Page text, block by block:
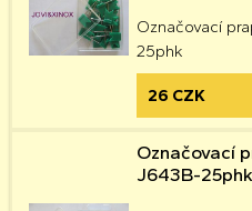
Označovací
25phk
26 CZK
Označovací
J643B-25phk